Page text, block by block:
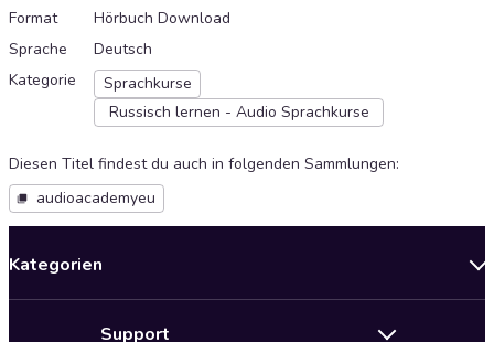
Format
Hörbuch Download
Sprache
Deutsch
Kategorie
Sprachkurse
Russisch lernen - Audio Sprachkurse
Diesen Titel findest du auch in folgenden Sammlungen:
audioacademyeu
Kategorien
Support